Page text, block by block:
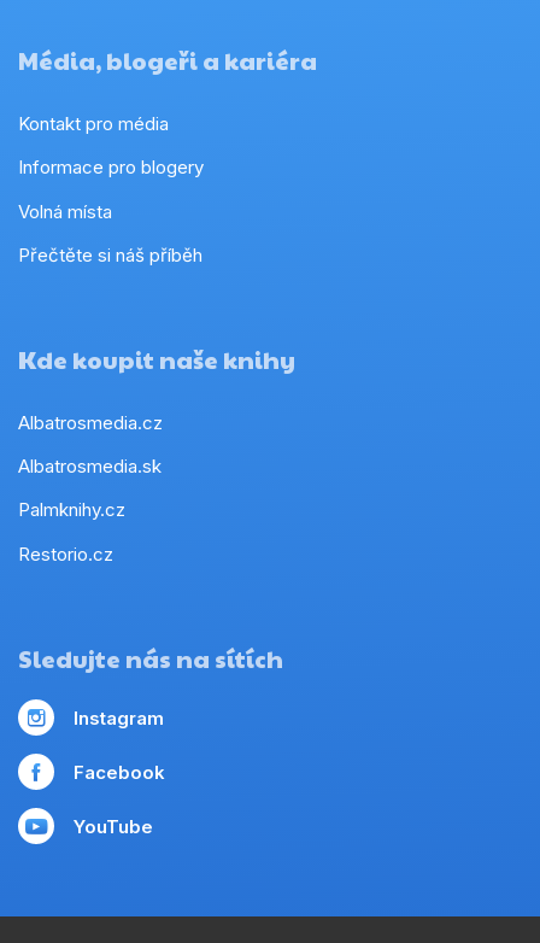
Média, blogeři a kariéra
Kontakt pro média
Informace pro blogery
Volná místa
Přečtěte si náš příběh
Kde koupit naše knihy
Albatrosmedia.cz
Albatrosmedia.sk
Palmknihy.cz
Restorio.cz
Sledujte nás na sítích
Instagram
Facebook
YouTube